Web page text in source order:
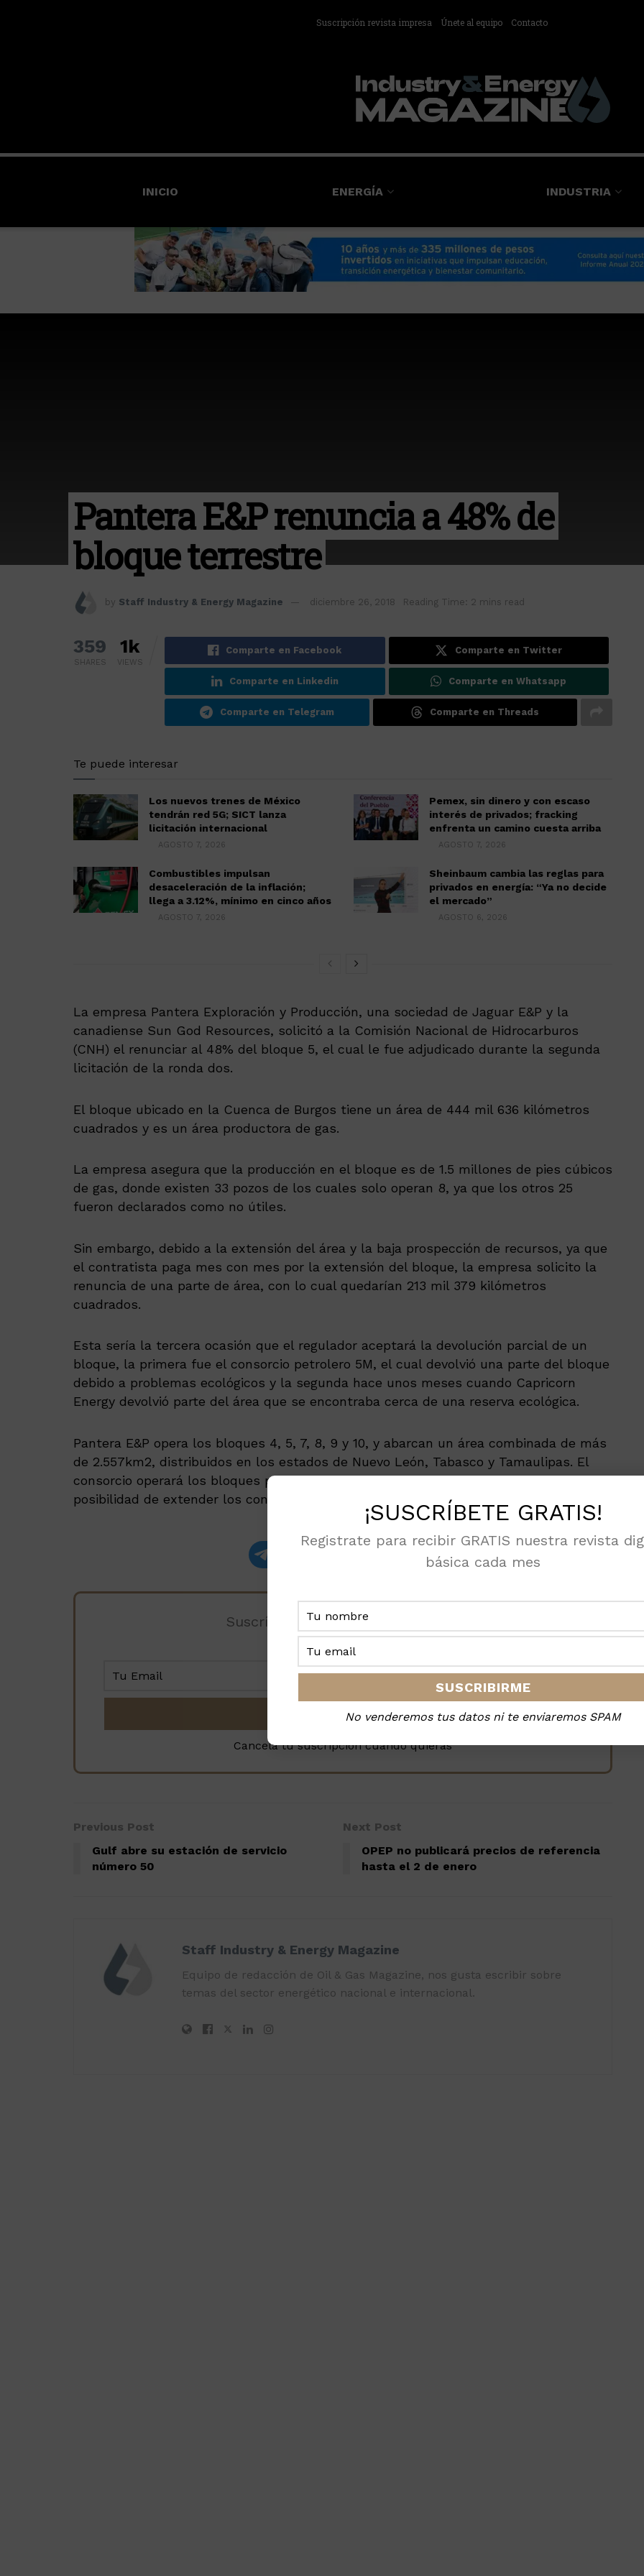
Suscripción revista impresa Únete al equipo Contacto
INICIO ENERGÍA INDUSTRIA
Pantera E&P renuncia a 48% de
bloque terrestre
by Staff Industry & Energy Magazine diciembre 26, 2018 Reading Time: 2 mins read
359
SHARES
1k
VIEWS
Comparte en Facebook Comparte en Twitter
Comparte en Linkedin Comparte en Whatsapp
Comparte en Telegram Comparte en Threads
Te puede interesar
Los nuevos trenes de México
tendrán red 5G; SICT lanza
licitación internacional
AGOSTO 7, 2026
Pemex, sin dinero y con escaso
interés de privados; fracking
enfrenta un camino cuesta arriba
AGOSTO 7, 2026
Combustibles impulsan
desaceleración de la inflación;
llega a 3.12%, mínimo en cinco años
AGOSTO 7, 2026
Sheinbaum cambia las reglas para
privados en energía: “Ya no decide
el mercado”
AGOSTO 6, 2026
La empresa Pantera Exploración y Producción, una sociedad de Jaguar E&P y la
canadiense Sun God Resources, solicitó a la Comisión Nacional de Hidrocarburos
(CNH) el renunciar al 48% del bloque 5, el cual le fue adjudicado durante la segunda
licitación de la ronda dos.
El bloque ubicado en la Cuenca de Burgos tiene un área de 444 mil 636 kilómetros
cuadrados y es un área productora de gas.
La empresa asegura que la producción en el bloque es de 1.5 millones de pies cúbicos
de gas, donde existen 33 pozos de los cuales solo operan 8, ya que los otros 25
fueron declarados como no útiles.
Sin embargo, debido a la extensión del área y la baja prospección de recursos, ya que
el contratista paga mes con mes por la extensión del bloque, la empresa solicito la
renuncia de una parte de área, con lo cual quedarían 213 mil 379 kilómetros
cuadrados.
Esta sería la tercera ocasión que el regulador aceptará la devolución parcial de un
bloque, la primera fue el consorcio petrolero 5M, el cual devolvió una parte del bloque
debido a problemas ecológicos y la segunda hace unos meses cuando Capricorn
Energy devolvió parte del área que se encontraba cerca de una reserva ecológica.
Pantera E&P opera los bloques 4, 5, 7, 8, 9 y 10, y abarcan un área combinada de más
de 2.557km2, distribuidos en los estados de Nuevo León, Tabasco y Tamaulipas. El
consorcio operará los bloques por un período de 30 años, hasta 2047, con la
posibilidad de extender los contratos por dos períodos más de cinco años.
Recibe las noticias en tu móvil
Suscríbete a la revista, es GRATIS
Cancela tu suscripción cuando quieras
Previous Post
Gulf abre su estación de servicio
número 50
Next Post
OPEP no publicará precios de referencia
hasta el 2 de enero
Staff Industry & Energy Magazine
Equipo de redacción de Oil & Gas Magazine, nos gusta escribir sobre
temas del sector energético nacional e internacional.
¡SUSCRÍBETE GRATIS!
Registrate para recibir GRATIS nuestra revista
básica cada mes
No venderemos tus datos ni te enviaremos SPAM